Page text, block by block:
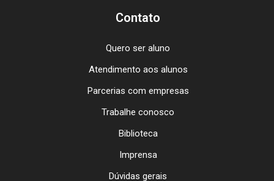
Contato
Quero ser aluno
Atendimento aos alunos
Parcerias com empresas
Trabalhe conosco
Biblioteca
Imprensa
Dúvidas gerais